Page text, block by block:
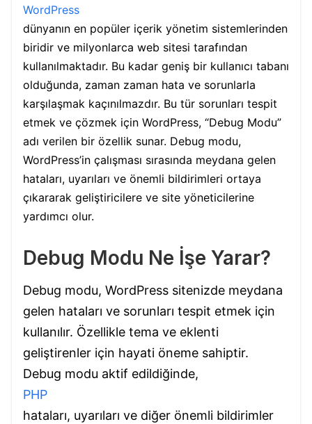
WordPress
dünyanın en popüler içerik yönetim sistemlerinden
biridir ve milyonlarca web sitesi tarafından
kullanılmaktadır. Bu kadar geniş bir kullanıcı tabanı
olduğunda, zaman zaman hata ve sorunlarla
karşılaşmak kaçınılmazdır. Bu tür sorunları tespit
etmek ve çözmek için WordPress, “Debug Modu”
adı verilen bir özellik sunar. Debug modu,
WordPress’in çalışması sırasında meydana gelen
hataları, uyarıları ve önemli bildirimleri ortaya
çıkararak geliştiricilere ve site yöneticilerine
yardımcı olur.
Debug Modu Ne İşe Yarar?
Debug modu, WordPress sitenizde meydana
gelen hataları ve sorunları tespit etmek için
kullanılır. Özellikle tema ve eklenti
geliştirenler için hayati öneme sahiptir.
Debug modu aktif edildiğinde,
PHP
hataları, uyarıları ve diğer önemli bildirimler